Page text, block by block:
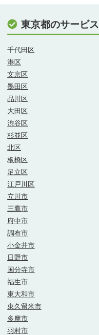
東京都のサービ
千代田区
港区
文京区
墨田区
品川区
大田区
渋谷区
杉並区
北区
板橋区
足立区
江戸川区
立川市
三鷹市
府中市
調布市
小金井市
日野市
国分寺市
福生市
東大和市
東久留米市
多摩市
羽村市